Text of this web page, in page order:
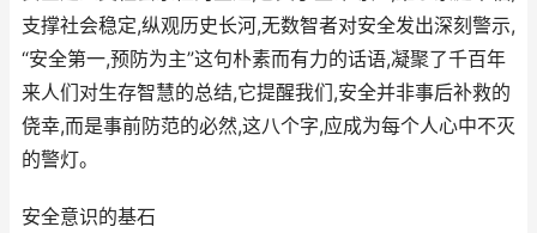
支撑社会稳定,纵观历史长河,无数智者对安全发出深刻警示,
“安全第一,预防为主”这句朴素而有力的话语,凝聚了千百年
来人们对生存智慧的总结,它提醒我们,安全并非事后补救的
侥幸,而是事前防范的必然,这八个字,应成为每个人心中不灭
的警灯。
安全意识的基石